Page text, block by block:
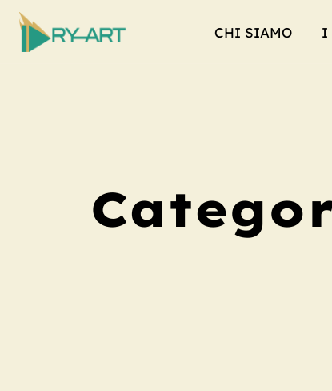
CHI SIAMO I